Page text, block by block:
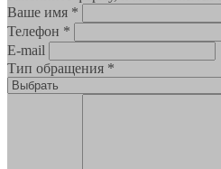
Ваше имя *
Телефон *
E-mail
Тип обращения *